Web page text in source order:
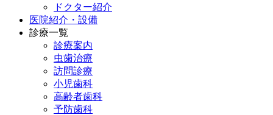
ドクター紹介
医院紹介・設備
診療一覧
診療案内
虫歯治療
訪問診療
小児歯科
高齢者歯科
予防歯科